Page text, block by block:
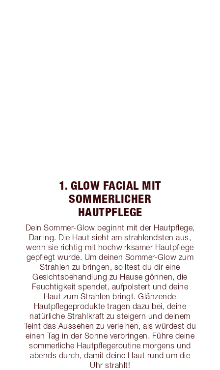
1. GLOW FACIAL MIT
SOMMERLICHER
HAUTPFLEGE
Dein Sommer-Glow beginnt mit der Hautpflege,
Darling. Die Haut sieht am strahlendsten aus,
wenn sie richtig mit hochwirksamer Hautpflege
gepflegt wurde. Um deinen Sommer-Glow zum
Strahlen zu bringen, solltest du dir eine
Gesichtsbehandlung zu Hause gönnen, die
Feuchtigkeit spendet, aufpolstert und deine
Haut zum Strahlen bringt. Glänzende
Hautpflegeprodukte tragen dazu bei, deine
natürliche Strahlkraft zu steigern und deinem
Teint das Aussehen zu verleihen, als würdest du
einen Tag in der Sonne verbringen. Führe deine
sommerliche Hautpflegeroutine morgens und
abends durch, damit deine Haut rund um die
Uhr strahlt!